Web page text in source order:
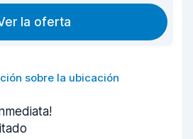
la oferta
sobre la ubicación